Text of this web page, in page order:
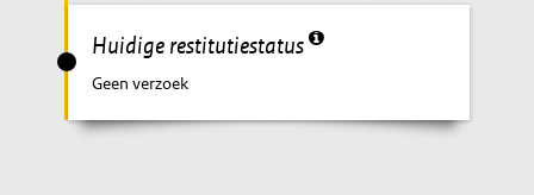
Huidige restitutiestatus
Geen verzoek